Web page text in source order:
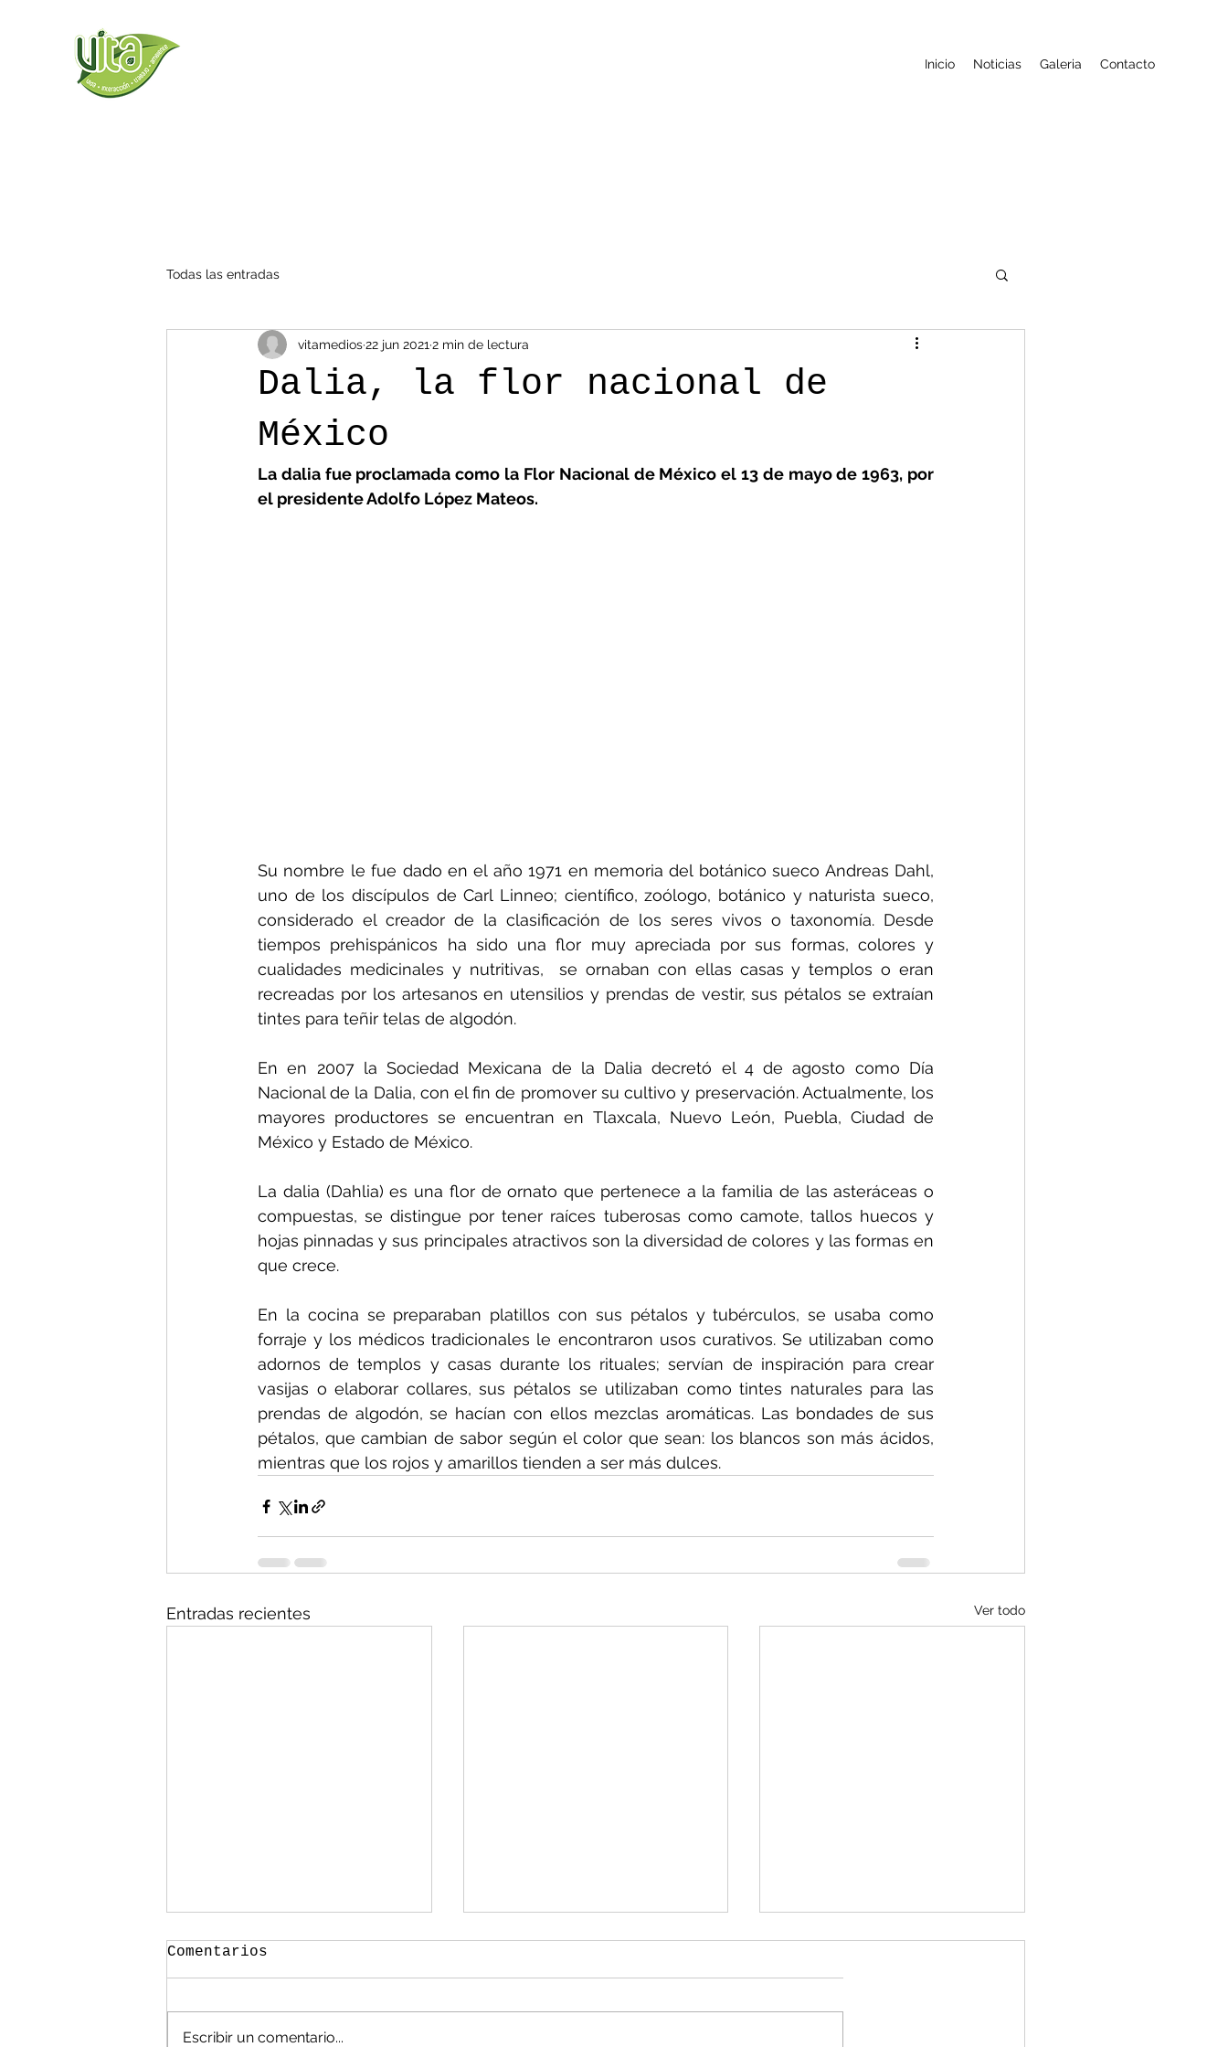
Inicio Noticias Galeria Contacto
Todas las entradas
Dalia, la flor nacional de
México
vitamedios22 jun 2021 2 min de lectura
La dalia fue proclamada como la Flor Nacional de México el 13 de mayo de 1963, por
el presidente Adolfo López Mateos.
Su nombre le fue dado en el año 1971 en memoria del botánico sueco Andreas Dahl,
uno de los discípulos de Carl Linneo; científico, zoólogo, botánico y naturista sueco,
considerado el creador de la clasificación de los seres vivos o taxonomía. Desde
tiempos prehispánicos ha sido una flor muy apreciada por sus formas, colores y
cualidades medicinales y nutritivas,  se ornaban con ellas casas y templos o eran
recreadas por los artesanos en utensilios y prendas de vestir, sus pétalos se extraían
tintes para teñir telas de algodón.
En en 2007 la Sociedad Mexicana de la Dalia decretó el 4 de agosto como Día
Nacional de la Dalia, con el fin de promover su cultivo y preservación. Actualmente, los
mayores productores se encuentran en Tlaxcala, Nuevo León, Puebla, Ciudad de
México y Estado de México.
La dalia (Dahlia) es una flor de ornato que pertenece a la familia de las asteráceas o
compuestas, se distingue por tener raíces tuberosas como camote, tallos huecos y
hojas pinnadas y sus principales atractivos son la diversidad de colores y las formas en
que crece.
En la cocina se preparaban platillos con sus pétalos y tubérculos, se usaba como
forraje y los médicos tradicionales le encontraron usos curativos. Se utilizaban como
adornos de templos y casas durante los rituales; servían de inspiración para crear
vasijas o elaborar collares, sus pétalos se utilizaban como tintes naturales para las
prendas de algodón, se hacían con ellos mezclas aromáticas. Las bondades de sus
pétalos, que cambian de sabor según el color que sean: los blancos son más ácidos,
mientras que los rojos y amarillos tienden a ser más dulces.
Entradas recientes Ver todo
Comentarios
Escribir un comentario...